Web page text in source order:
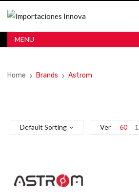
MENU
Home Brands Astrom
Default Sorting Ver 60